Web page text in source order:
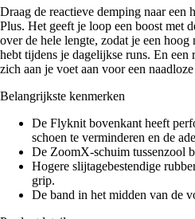
Draag de reactieve demping naar een
Plus. Het geeft je loop een boost met
over de hele lengte, zodat je een
hebt tijdens je dagelijkse runs. En
zich aan je voet aan voor een
Belangrijkste kenmerken
De Flyknit bovenkant heeft
schoen te verminderen en de
De ZoomX-schuim tussenzool
Hogere slijtagebestendige
grip.
De band in het midden van de